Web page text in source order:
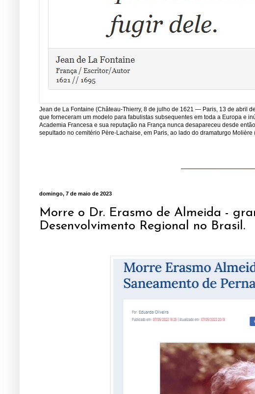
Jean de La Fontaine (Château-Thierry, 8 de julho de 1621 — Paris, 13 de abril
que forneceram um modelo para fabulistas subsequentes em toda a Europa e
Academia Francesa e sua reputação na França nunca desapareceu desde
sepultado no cemitério Père-Lachaise, em Paris, ao lado do dramaturgo
domingo, 7 de maio de 2023
Morre o Dr. Erasmo de Almeida -
Desenvolvimento Regional no Brasil.